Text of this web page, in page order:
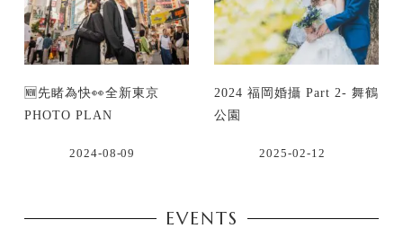
🆕先睹為快👀全新東京
PHOTO PLAN
2024-08-09
2024 福岡婚攝 Part 2- 舞鶴
公園
2025-02-12
EVENTS